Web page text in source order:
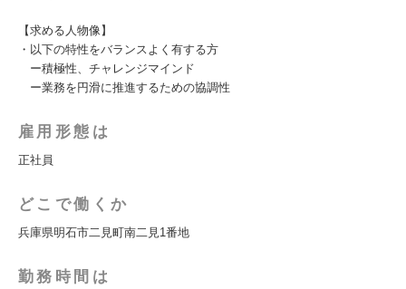
【求める人物像】
・以下の特性をバランスよく有する方
ー積極性、チャレンジマインド
ー業務を円滑に推進するための協調性
雇用形態は
正社員
どこで働くか
兵庫県明石市二見町南二見1番地
勤務時間は